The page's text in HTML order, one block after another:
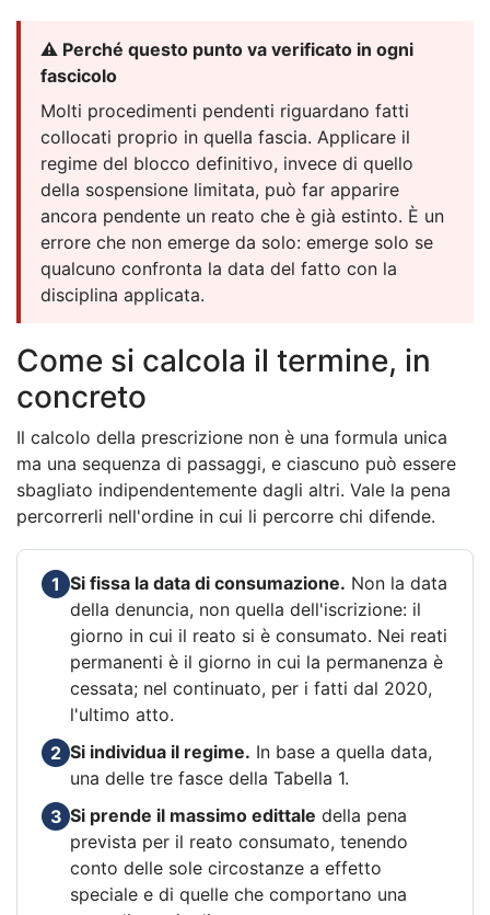
⚠️ Perché questo punto va verificato in ogni
fascicolo
Molti procedimenti pendenti riguardano fatti
collocati proprio in quella fascia. Applicare il
regime del blocco definitivo, invece di quello
della sospensione limitata, può far apparire
ancora pendente un reato che è già estinto. È un
errore che non emerge da solo: emerge solo se
qualcuno confronta la data del fatto con la
disciplina applicata.
Come si calcola il termine, in
concreto
Il calcolo della prescrizione non è una formula unica
ma una sequenza di passaggi, e ciascuno può essere
sbagliato indipendentemente dagli altri. Vale la pena
percorrerli nell'ordine in cui li percorre chi difende.
1 Si fissa la data di consumazione. Non la data
della denuncia, non quella dell'iscrizione: il
giorno in cui il reato si è consumato. Nei reati
permanenti è il giorno in cui la permanenza è
cessata; nel continuato, per i fatti dal 2020,
l'ultimo atto.
2 Si individua il regime. In base a quella data,
una delle tre fasce della Tabella 1.
3 Si prende il massimo edittale della pena
prevista per il reato consumato, tenendo
conto delle sole circostanze a effetto
speciale e di quelle che comportano una